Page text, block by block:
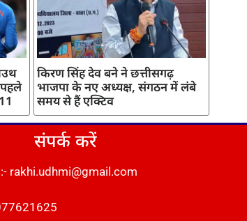
पहले
किरण सिंह देव बने ने छत्तीसगढ़
भाजपा के नए अध्यक्ष, संगठन में लंबे
समय से हैं एक्टिव
संपर्क करें
rakhi.udhmi@gmail.com